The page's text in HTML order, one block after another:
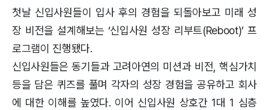
첫날 신입사원들이 입사 후의 경험을 되돌아보고 미래 성
장 비전을 설계해보는 ‘신입사원 성장 리부트(Reboot)’ 프
로그램이 진행됐다.
신입사원들은 동기들과 고려아연의 미션과 비전, 핵심가치
등을 담은 퀴즈를 풀며 각자의 성장 경험을 공유하고 회사
에 대한 이해를 높였다. 이어 신입사원 상호간 1대 1 심층